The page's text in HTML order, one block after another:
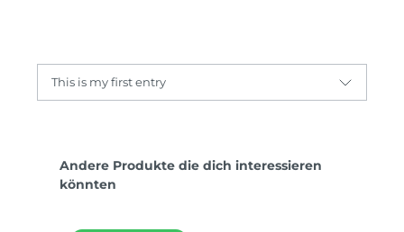
This is my first entry
Produktgalerie überspringen
Andere Produkte die dich interessieren
könnten